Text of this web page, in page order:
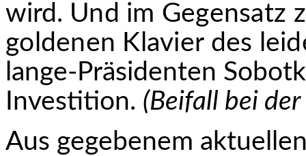
wird. Und im Gegensatz
goldenen Klavier des
lange-Präsidenten
Investition. (Beifall bei der
Aus gegebenem